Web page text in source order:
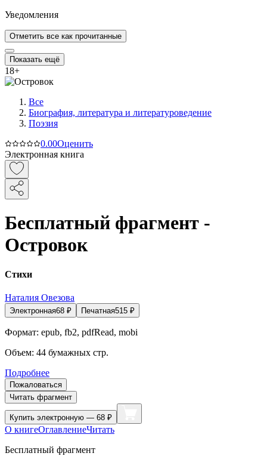
Уведомления
Отметить все как прочитанные
Показать ещё
18+
Все
Биография, литература и литературоведение
Поэзия
0.00Оценить
Электронная книга
Бесплатный фрагмент -
Островок
Стихи
Наталия Овезова
Электронная68 ₽ Печатная515 ₽
Формат: epub, fb2, pdfRead, mobi
Объем: 44 бумажных стр.
Подробнее
Пожаловаться
Читать фрагмент
Купить электронную — 68 ₽
О книгеОглавлениеЧитать
Бесплатный фрагмент